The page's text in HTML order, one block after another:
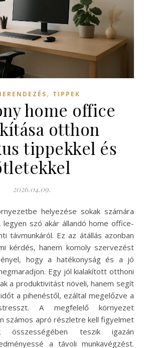
, TIPPEK
home office
otthon
tippekkel és
2026.04.09.
legyen szó akár állandó home office-
távmunkáról. Ez az átállás azonban
kérdés, hanem komoly szervezést
hogy a hatékonyság és a jó
Egy jól kialakított otthoni
a produktivitást növeli, hanem segít
a pihenéstől, ezáltal megelőzve a
A megfelelő környezet
számos apró részletre kell figyelmet
összességében teszik igazán
a távoli munkavégzést.